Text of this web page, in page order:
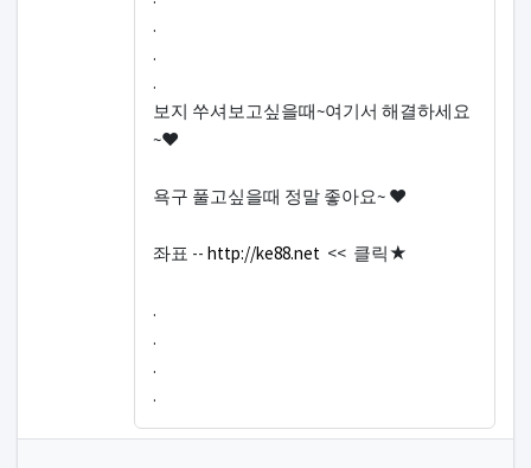
.
.
.
보지 쑤셔보고싶을때~여기서 해결하세요
~♥
욕구 풀고싶을때 정말 좋아요~ ♥
좌표 -- http://ke88.net<< 클릭★
.
.
.
.